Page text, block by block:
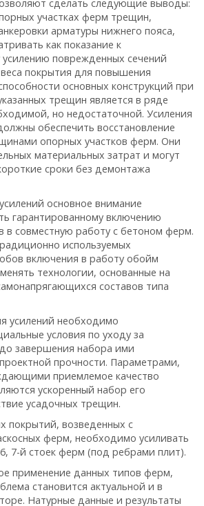
сделать следующие выводы:
участках ферм трещин,
арматуры нижнего пояса,
как показание к
усилению поврежденных сечений
покрытия для повышения
основных конструкций при
трещин является в ряде
но недостаточной. Усиления
обеспечить восстановление
опорных участков ферм. Они
материальных затрат и могут
сроки без демонтажа
основное внимание
гарантированному включению
в совместную работу с бетоном ферм.
используемых
включения в работу обойм
технологии, основанные на
составов типа
усилений необходимо
условия по уходу за
завершения набора ими
прочности. Параметрами,
приемлемое качество
ускоренный набор его
усадочных трещин.
покрытий, возведенных с
ферм, необходимо усиливать
7-й стоек ферм (под ребрами плит).
применение данных типов ферм,
становится актуальной и в
Натурные данные и результаты